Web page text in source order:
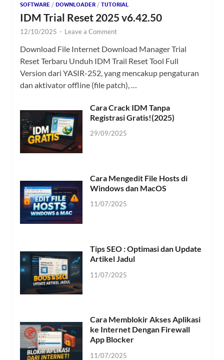
SOFTWARE / DOWNLOADER / TUTORIAL
IDM Trial Reset 2025 v6.42.50
12/10/2025 - Leave a Comment
Download File Internet Download Manager Trial
Reset Terbaru Unduh IDM Trail Reset Tool Full
Version dari YASIR-252, yang mencakup pengaturan
dan aktivator offline (file patch), …
Cara Crack IDM Tanpa
Registrasi Gratis!(2025)
29/09/2025
Cara Mengedit File Hosts di
Windows dan MacOS
11/07/2025
Tips SEO : Optimasi dan Update
Artikel Jadul
11/07/2025
Cara Memblokir Akses Aplikasi
ke Internet Dengan Firewall
App Blocker
11/07/2025